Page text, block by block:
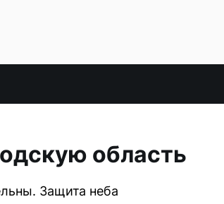
область
Защита неба